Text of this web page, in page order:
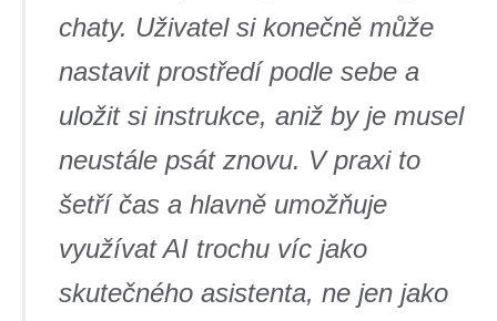
chaty. Uživatel si konečně může
nastavit prostředí podle sebe a
uložit si instrukce, aniž by je musel
neustále psát znovu. V praxi to
šetří čas a hlavně umožňuje
využívat AI trochu víc jako
skutečného asistenta, ne jen jako